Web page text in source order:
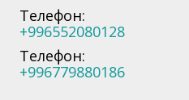
Телефон:
+996552080128
Телефон:
+996779880186